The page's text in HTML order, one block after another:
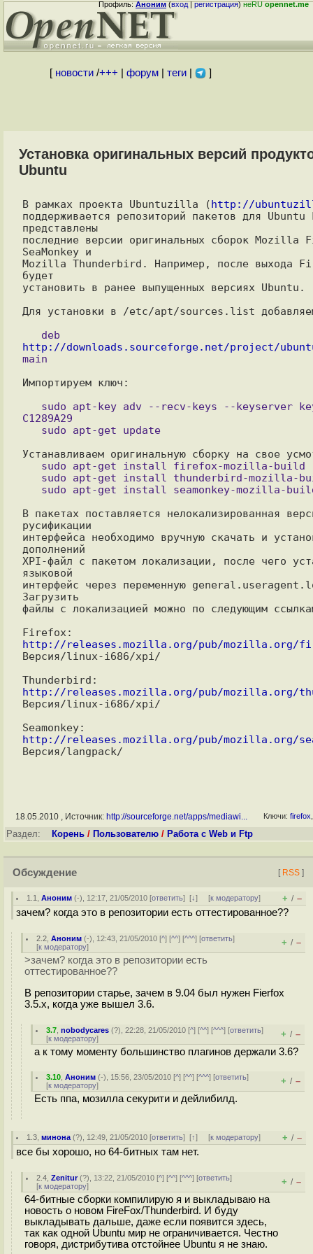
Профиль:Аноним(вход|регистрация)неRUopennet.me
[ новости/+++ форум| теги| ]
Установка оригинальных версий
Ubuntu
В рамках проекта Ubuntuzilla (http://
поддерживается репозиторий пакетов для
представлены
последние версии оригинальных сборок
SeaMonkey и
Mozilla Thunderbird. Например, после выхода
будет
установить в ранее выпущенных версиях Ubuntu.
Для установки в /etc/apt/sources.list
http://downloads.sourceforge.net/project/
Импортируем ключ:
C1289A29
   sudo apt-get update
В пакетах поставляется нелокализированная
русификации
интерфейса необходимо вручную скачать и
дополнений
XPI-файл с пакетом локализации, после чего
языковой
интерфейс через переменную
Загрузить
файлы с локализацией можно по следующим
http://releases.mozilla.org/pub/mozilla.org/
Версия/linux-i686/xpi/
http://releases.mozilla.org/pub/mozilla.org/
Версия/linux-i686/xpi/
http://releases.mozilla.org/pub/mozilla.org/
18.05.2010 , Источник: http://sourceforge.net/apps/mediawi... Ключи: firefox
Раздел: Корень / Пользователю / Работа с Web и Ftp
Обсуждение [ RSS ]
1.1 ,Аноним (-), 12:17, 21/05/2010 [ответить][↓] [к модератору] + / –
зачем? когда это в репозитории есть оттестированное??
2.2 ,Аноним (-), 12:43, 21/05/2010 [^] [^^] [^^^] [ответить]
[к модератору] + / –
>зачем? когда это в репозитории есть
оттестированное??
В репозитории старье, зачем в 9.04 был нужен Fierfox
3.5.x, когда уже вышел 3.6.
3.7 ,nobodycares (?), 22:28, 21/05/2010 [^] [^^] [^^^] [ответить]
[к модератору] + / –
а к тому моменту большинство плагинов держали 3.6?
3.10 ,Аноним (-), 15:56, 23/05/2010 [^] [^^] [^^^] [ответить]
[к модератору] + / –
Есть ппа, мозилла секурити и дейлибилд.
1.3 ,минона (?), 12:49, 21/05/2010 [ответить][↑] [к модератору] + / –
все бы хорошо, но 64-битных там нет.
2.4 ,Zenitur(?), 13:22, 21/05/2010 [^] [^^] [^^^] [ответить]
[к модератору] + / –
64-битные сборки компилирую я и выкладываю на
новость о новом FireFox/Thunderbird. И буду
выкладывать дальше, даже если появится здесь,
так как одной Ubuntu мир не ограничивается. Честно
говоря, дистрибутива отстойнее Ubuntu я не знаю.